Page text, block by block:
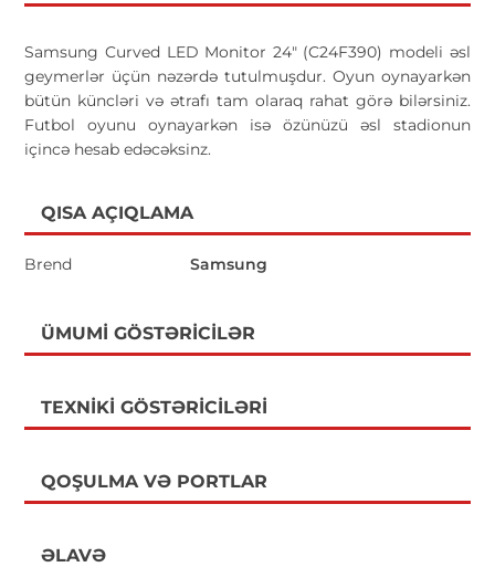
Samsung Curved LED Monitor 24" (C24F390) modeli əsl
geymerlər üçün nəzərdə tutulmuşdur. Oyun oynayarkən
bütün küncləri və ətrafı tam olaraq rahat görə bilərsiniz.
Futbol oyunu oynayarkən isə özünüzü əsl stadionun
içincə hesab edəcəksinz.
QISA AÇIQLAMA
Brend Samsung
ÜMUMI GÖSTƏRICILƏR
TEXNIKI GÖSTƏRICILƏRI
QOŞULMA VƏ PORTLAR
ƏLAVƏ